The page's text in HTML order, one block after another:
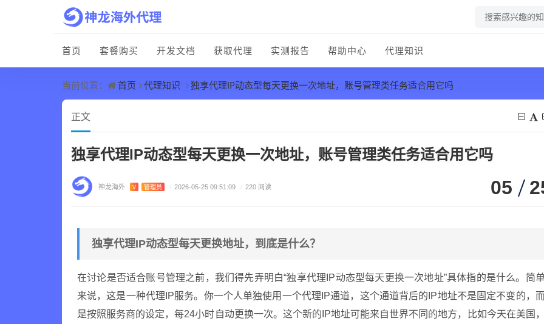
首页 套餐购买 开发文档 获取代理 实测报告 帮助中心 代理知识
当前位置： 首页 代理知识 独享代理IP动态型每天更换一次地址，账号管理类任务适合用它吗
正文
独享代理IP动态型每天更换一次地址，账号管理类任务适合用它吗
神龙海外 V 管理员 / 2026-05-25 09:51:09 / 220 阅读 05
独享代理IP动态型每天更换地址，到底是什么？
在讨论是否适合账号管理之前，我们得先弄明白“独享代理IP动态型每天更换一次地址”具体指的是什么。简
来说，这是一种代理IP服务。你一个人单独使用一个代理IP通道，这个通道背后的IP地址不是固定不变的，而
是按照服务商的设定，每24小时自动更换一次。这个新的IP地址可能来自世界不同的地方，比如今天在美国，